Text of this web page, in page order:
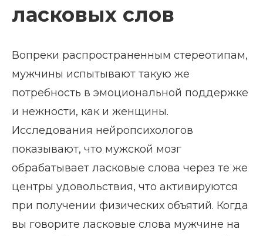
ласковых слов
Вопреки распространенным стереотипам,
мужчины испытывают такую же
потребность в эмоциональной поддержке
и нежности, как и женщины.
Исследования нейропсихологов
показывают, что мужской мозг
обрабатывает ласковые слова через те же
центры удовольствия, что активируются
при получении физических объятий. Когда
вы говорите ласковые слова мужчине на